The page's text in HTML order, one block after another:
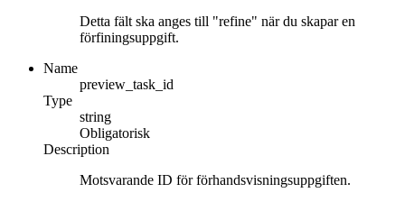
Detta fält ska anges till "refine" när du skapar en
förfiningsuppgift.
Name
preview_task_id
Type
string
Obligatorisk
Description
Motsvarande ID för förhandsvisningsuppgiften.